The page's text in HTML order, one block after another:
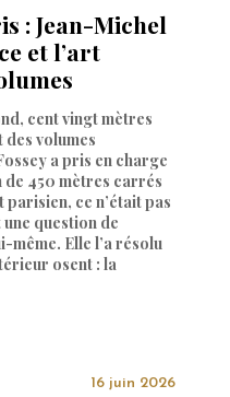
: Jean-Michel
et l’art
cent vingt mètres
volumes
a pris en charge
450 mètres carrés
parisien, ce n’était pas
une question de
Elle l’a résolu
osent : la
16 juin 2026